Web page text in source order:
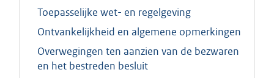
Toepasselijke wet- en regelgeving
Ontvankelijkheid en algemene opmerkingen
Overwegingen ten aanzien van de bezwaren
en het bestreden besluit